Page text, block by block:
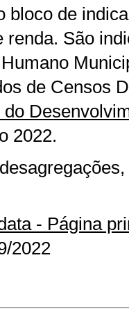
bloco de
renda. São
de Censos
2022.
- Página
2022